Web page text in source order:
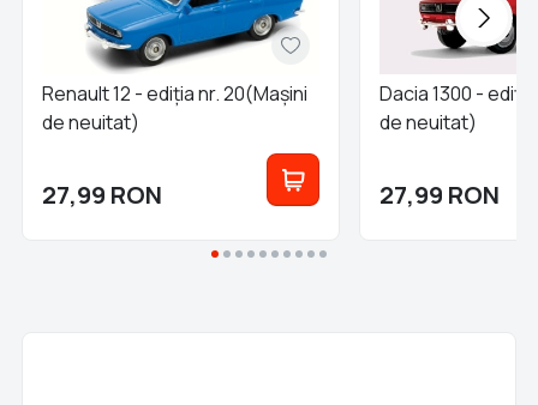
Renault 12 - ediția nr. 20(Mașini
de neuitat)
27,99 RON
Dacia 1300 -
de neuitat)
27,99 RON